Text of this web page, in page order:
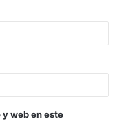
web en este